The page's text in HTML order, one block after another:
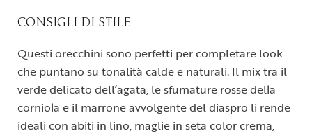
CONSIGLI DI STILE
Questi orecchini sono perfetti per completare look
che puntano su tonalità calde e naturali. Il mix tra il
verde delicato dell’agata, le sfumature rosse della
corniola e il marrone avvolgente del diaspro li rende
ideali con abiti in lino, maglie in seta color crema,